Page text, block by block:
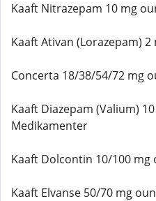
Kaaft Nitrazepam 10 mg
Kaaft Ativan (Lorazepam)
Concerta 18/38/54/72 mg
Kaaft Diazepam (Valium)
Medikamenter
Kaaft Dolcontin 10/100 mg
Kaaft Elvanse 50/70 mg